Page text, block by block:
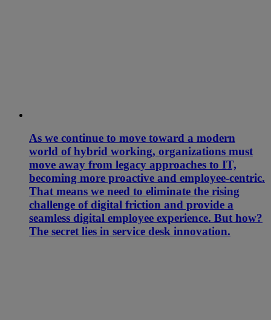
As we continue to move toward a modern
world of hybrid working, organizations must
move away from legacy approaches to IT,
becoming more proactive and employee-centric.
That means we need to eliminate the rising
challenge of digital friction and provide a
seamless digital employee experience. But how?
The secret lies in service desk innovation.